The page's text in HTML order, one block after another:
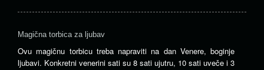
Magična torbica za ljubav
Ovu magičnu torbicu treba napraviti na dan Venere, boginje
ljubavi. Konkretni venerini sati su 8 sati ujutru, 10 sati uveče i 3